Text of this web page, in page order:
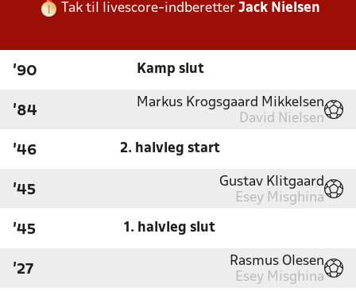
Tak til livescore-indberetter Jack Nielsen
'90 Kamp slut
'84
Markus Krogsgaard Mikkelsen
David Nielsen
'46 2. halvleg start
'45
Gustav Klitgaard
Esey Misghina
'45 1. halvleg slut
'27
Rasmus Olesen
Esey Misghina